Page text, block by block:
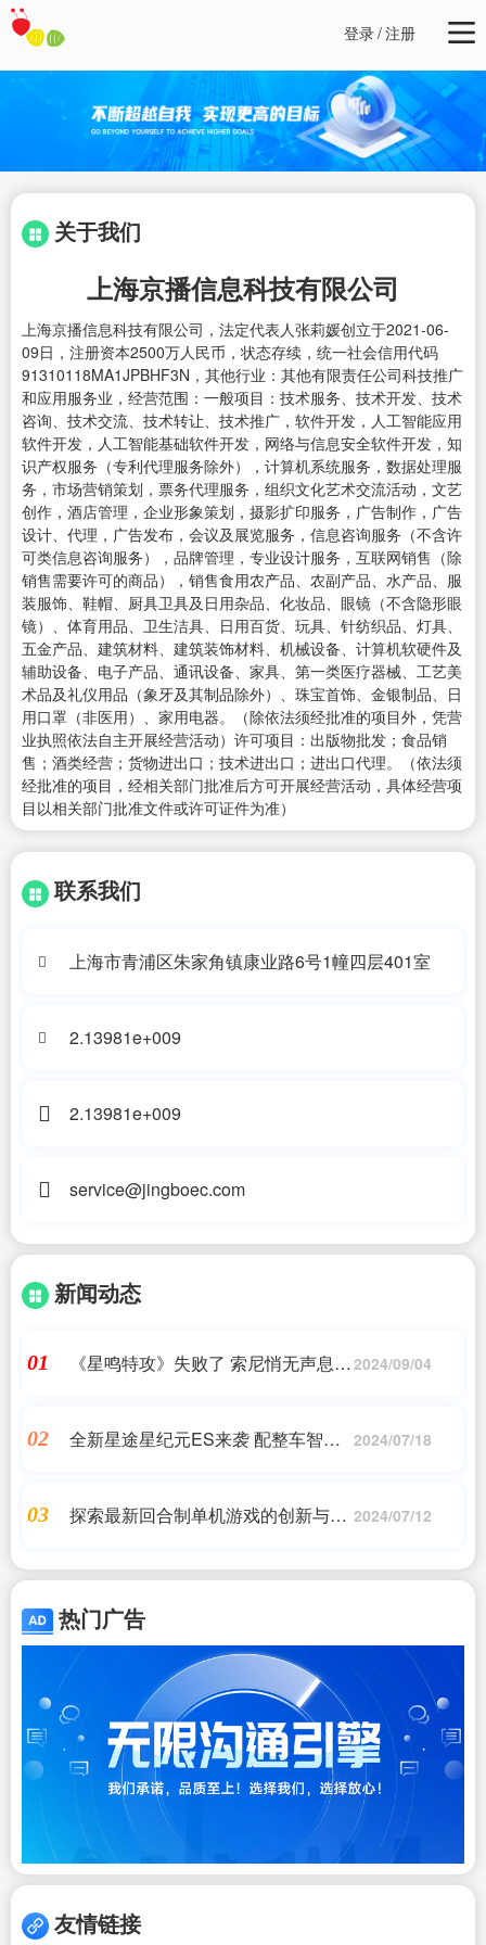
登录/注册
关于我们
上海京播信息科技有限公司
上海京播信息科技有限公司，法定代表人张莉媛创立于2021-06-
09日，注册资本2500万人民币，状态存续，统一社会信用代码
91310118MA1JPBHF3N，其他行业：其他有限责任公司科技推广
和应用服务业，经营范围：一般项目：技术服务、技术开发、技术
咨询、技术交流、技术转让、技术推广，软件开发，人工智能应用
软件开发，人工智能基础软件开发，网络与信息安全软件开发，知
识产权服务（专利代理服务除外），计算机系统服务，数据处理服
务，市场营销策划，票务代理服务，组织文化艺术交流活动，文艺
创作，酒店管理，企业形象策划，摄影扩印服务，广告制作，广告
设计、代理，广告发布，会议及展览服务，信息咨询服务（不含许
可类信息咨询服务），品牌管理，专业设计服务，互联网销售（除
销售需要许可的商品），销售食用农产品、农副产品、水产品、服
装服饰、鞋帽、厨具卫具及日用杂品、化妆品、眼镜（不含隐形眼
镜）、体育用品、卫生洁具、日用百货、玩具、针纺织品、灯具、
五金产品、建筑材料、建筑装饰材料、机械设备、计算机软硬件及
辅助设备、电子产品、通讯设备、家具、第一类医疗器械、工艺美
术品及礼仪用品（象牙及其制品除外）、珠宝首饰、金银制品、日
用口罩（非医用）、家用电器。（除依法须经批准的项目外，凭营
业执照依法自主开展经营活动）许可项目：出版物批发；食品销
售；酒类经营；货物进出口；技术进出口；进出口代理。（依法须
经批准的项目，经相关部门批准后方可开展经营活动，具体经营项
目以相关部门批准文件或许可证件为准）
联系我们
上海市青浦区朱家角镇康业路6号1幢四层401室
2.13981e+009
2.13981e+009
service@jingboec.com
新闻动态
01
《星鸣特攻》失败了 索尼悄无声息下 2024/09/04
02
全新星途星纪元ES来袭 配整车智能
2024/07/18
03
探索最新回合制单机游戏的创新与突 2024/07/12
热门广告
友情链接